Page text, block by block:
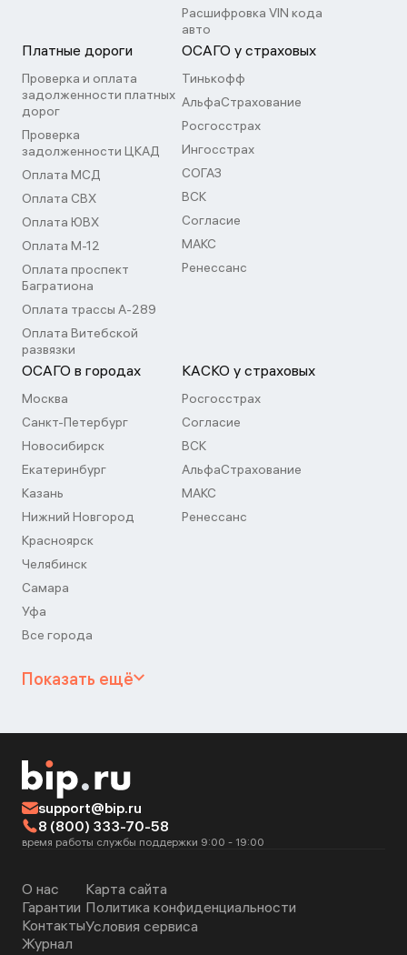
Расшифровка VIN кода
авто
Платные дороги
Проверка и оплата
задолженности платных
дорог
Проверка
задолженности ЦКАД
Оплата МСД
Оплата СВХ
Оплата ЮВХ
Оплата М-12
Оплата проспект
Багратиона
Оплата трассы А-289
Оплата Витебской
развязки
ОСАГО у страховых
Тинькофф
АльфаСтрахование
Росгосстрах
Ингосстрах
СОГАЗ
ВСК
Согласие
МАКС
Ренессанс
ОСАГО в городах
Москва
Санкт-Петербург
Новосибирск
Екатеринбург
Казань
Нижний Новгород
Красноярск
Челябинск
Самара
Уфа
Все города
КАСКО у страховых
Росгосстрах
Согласие
ВСК
АльфаСтрахование
МАКС
Ренессанс
Показать ещё
support@bip.ru
8 (800) 333-70-58
время работы службы поддержки 9:00 - 19:00
О нас
Гарантии
Контакты
Журнал
Карта сайта
Политика конфиденциальности
Условия сервиса